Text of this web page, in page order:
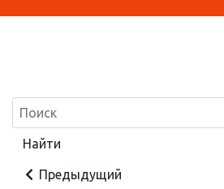
Предыдущий